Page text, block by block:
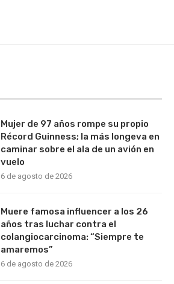
Mujer de 97 años rompe su propio
Récord Guinness; la más longeva en
caminar sobre el ala de un avión en
vuelo
6 de agosto de 2026
Muere famosa influencer a los 26
años tras luchar contra el
colangiocarcinoma: “Siempre te
amaremos”
6 de agosto de 2026